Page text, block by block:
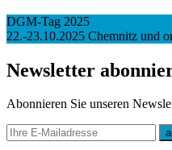
DGM-Tag 2025
22.-23.10.2025 Chemnitz und
Newsletter
Abonnieren Sie unseren
E-mail